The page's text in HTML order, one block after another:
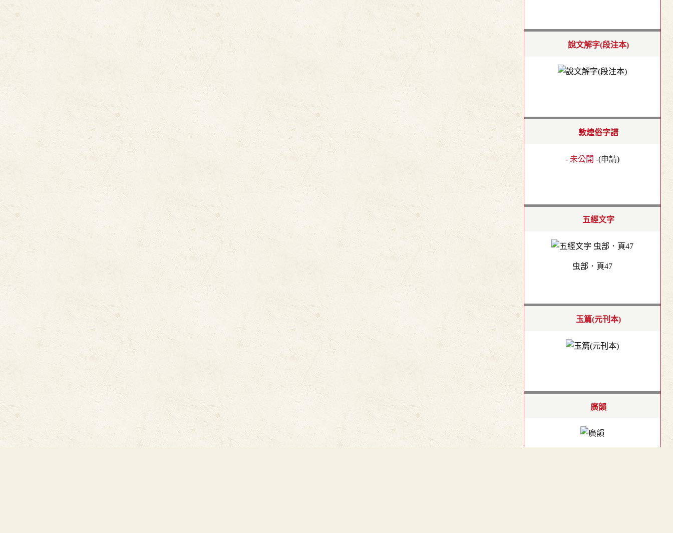
說文解字(段注本)
敦煌俗字譜
- 未公開 -(申請)
五經文字
虫部．頁47
玉篇(元刊本)
廣韻